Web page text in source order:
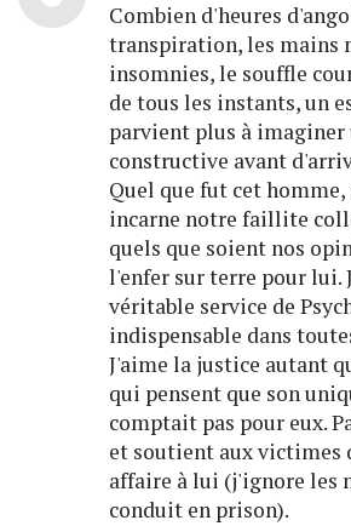
Combien d'heures
transpiration, les mains
insomnies, le souffle
de tous les instants, un
parvient plus à imaginer
constructive avant
Quel que fut cet
incarne notre faillite
quels que soient nos
l'enfer sur terre pour lui.
véritable service de
indispensable dans
J'aime la justice autant
qui pensent que son
comptait pas pour eux.
et soutient aux victimes
affaire à lui (j'ignore les
conduit en prison).